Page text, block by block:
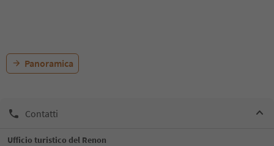
Panoramica
Contatti
Ufficio turistico del Renon